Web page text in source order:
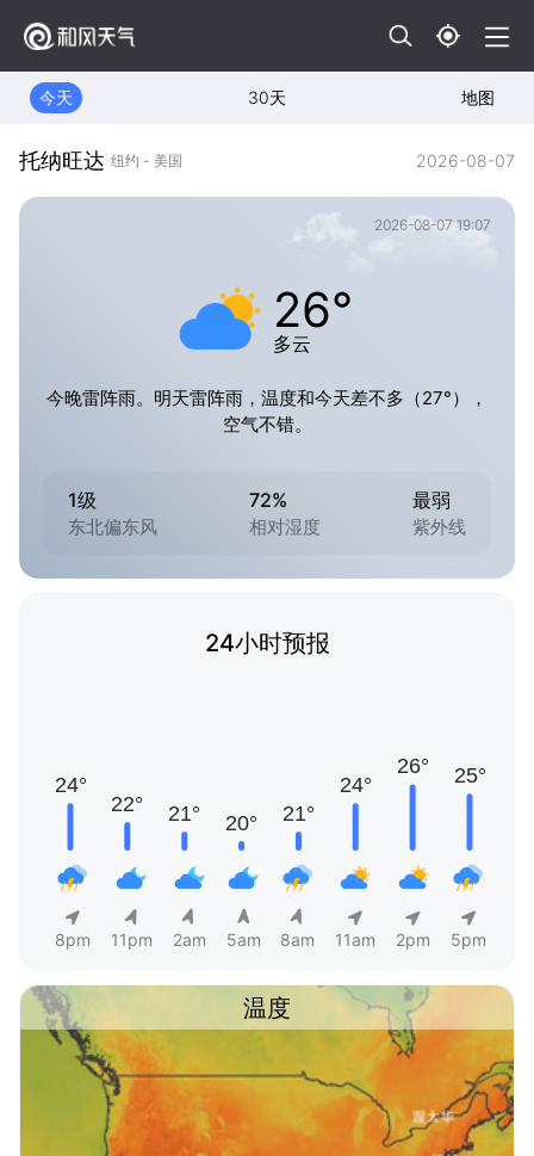
今天 30天 地图
托纳旺达 纽约 - 美国 2026-08-07
2026-08-07 19:07
26°
多云
今晚雷阵雨。明天雷阵雨，温度和今天差不多（27°），
空气不错。
1级
东北偏东风
72%
相对湿度
最弱
紫外线
24小时预报
8pm 11pm 2am 5am 8am 11am 2pm 5pm
温度